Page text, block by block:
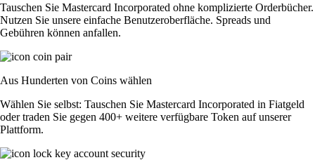
Tauschen Sie Mastercard Incorporated ohne komplizierte Orderbücher.
Nutzen Sie unsere einfache Benutzeroberfläche. Spreads und
Gebühren können anfallen.
Aus Hunderten von Coins wählen
Wählen Sie selbst: Tauschen Sie Mastercard Incorporated in Fiatgeld
oder traden Sie gegen 400+ weitere verfügbare Token auf unserer
Plattform.